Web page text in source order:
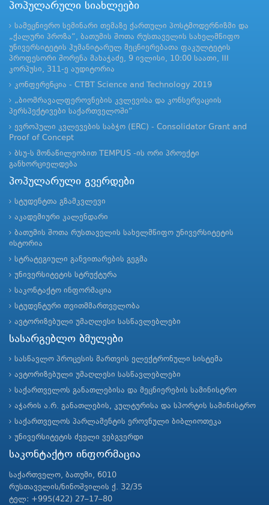
პოპულარული სიახლეები
სამეცნიერო სემინარი თემაზე ქართული პოსტმოდერნიზმი და
„ქალური პროზა“, ბათუმის შოთა რუსთაველის სახელმწიფო
უნივერსიტეტის ჰუმანიტარულ მეცნიერებათა ფაკულტეტის
პროფესორი შორენა მახაჭაძე, 9 ივლისი, 10:00 საათი, III
კორპუსი, 311-ე აუდიტორია
კონფერენცია - CTBT Science and Technology 2019
„ბიომრავალფეროვნების კვლევისა და კონსერვაციის
პერსპექტივები საქართველოში“
ევროპული კვლევების საბჭო (ERC) - Consolidator Grant and
Proof of Concept
ბსუ-ს მონაწილეობით TEMPUS -ის ორი პროექტი
განხორციელდება
პოპულარული გვერდები
სტუდენტთა გზამკვლევი
აკადემიური კალენდარი
ბათუმის შოთა რუსთაველის სახელმწიფო უნივერსიტეტის
ისტორია
სტრატეგიული განვითარების გეგმა
უნივერსიტეტის სტრუქტურა
საკონტაქტო ინფორმაცია
სტუდენტური თვითმმართველობა
ავტორიზებული უმაღლესი სასწავლებლები
სასარგებლო ბმულები
სასწავლო პროცესის მართვის ელექტრონული სისტემა
ავტორიზებული უმაღლესი სასწავლებლები
საქართველოს განათლებისა და მეცნიერების სამინისტრო
აჭარის ა.რ. განათლების, კულტურისა და სპორტის სამინისტრო
საქართველოს პარლამენტის ეროვნული ბიბლიოთეკა
უნივერსიტეტის ძველი ვებგვერდი
საკონტაქტო ინფორმაცია
საქართველო, ბათუმი, 6010
რუსთაველის/ნინოშვილის ქ. 32/35
ტელ: +995(422) 27–17–80